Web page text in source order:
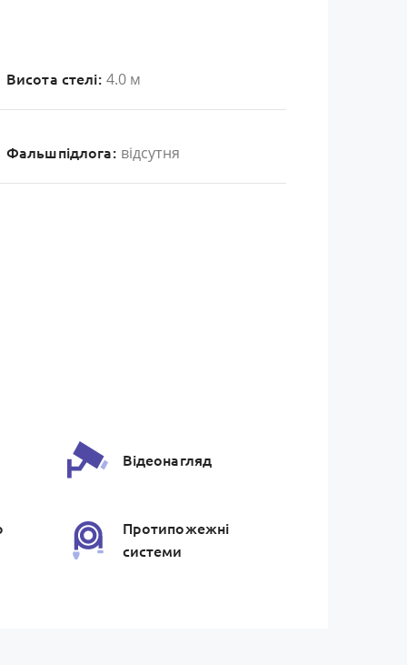
Висота стелі: 4.0 м
Фальшпідлога: відсутня
Відеонагляд
Протипожежнi
системи